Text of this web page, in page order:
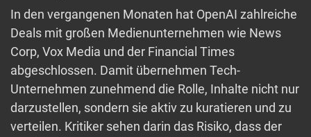
In den vergangenen Monaten hat OpenAI zahlreiche
Deals mit großen Medienunternehmen wie News
Corp, Vox Media und der Financial Times
abgeschlossen. Damit übernehmen Tech-
Unternehmen zunehmend die Rolle, Inhalte nicht nur
darzustellen, sondern sie aktiv zu kuratieren und zu
verteilen. Kritiker sehen darin das Risiko, dass der